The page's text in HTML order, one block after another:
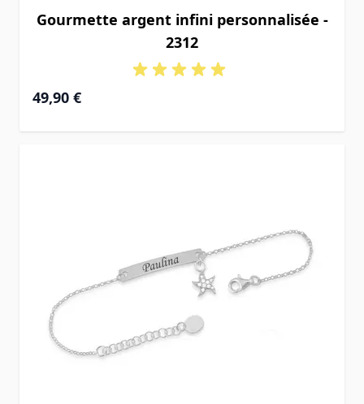
Gourmette argent infini personnalisée -
2312
49,90 €